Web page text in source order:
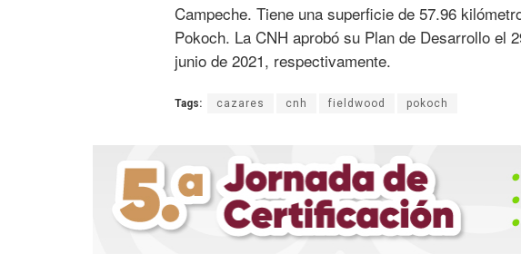
Campeche. Tiene una superficie de 57.96
Pokoch. La CNH aprobó su Plan de Desarrollo el
junio de 2021, respectivamente.
Tags: cazares cnh fieldwood pokoch